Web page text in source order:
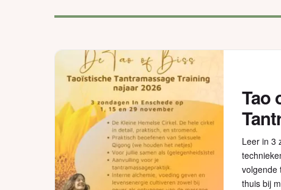
Tao
Leer in 3
volgende
thuis bij